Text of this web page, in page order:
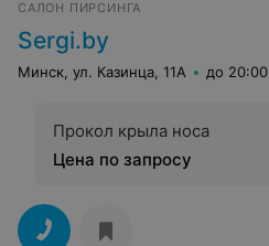
САЛОН ПИРСИНГА
Sergi.by
Минск, ул. Казинца, 11А до 20:00
Прокол крыла носа
Цена по запросу